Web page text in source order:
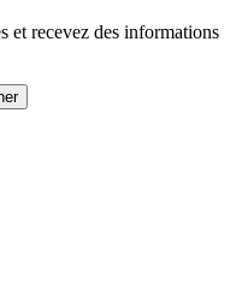
et recevez des informations